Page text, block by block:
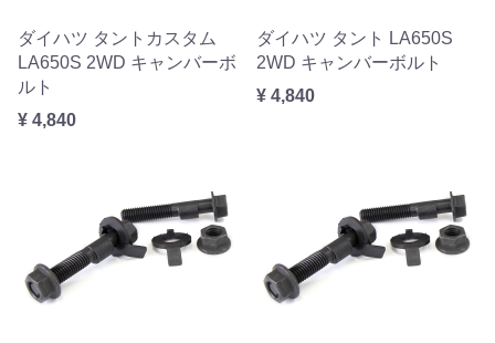
ダイハツ タントカスタム
LA650S 2WD キャンバーボ
ルト
¥ 4,840
ダイハツ タント LA650S
2WD キャンバーボルト
¥ 4,840